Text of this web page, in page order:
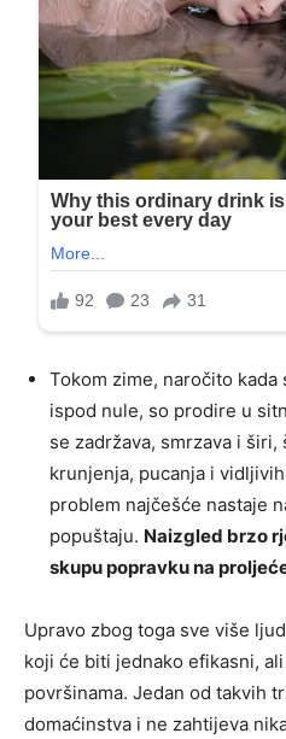
Tokom zime, naročito
ispod nule, so prodire u
se zadržava, smrzava i
krunjenja, pucanja i
problem najčešće nastaje
popuštaju. Naizgled brzo
skupu popravku na
Upravo zbog toga sve više
koji će biti jednako efikasni,
površinama. Jedan od takvih
domaćinstva i ne zahtijeva